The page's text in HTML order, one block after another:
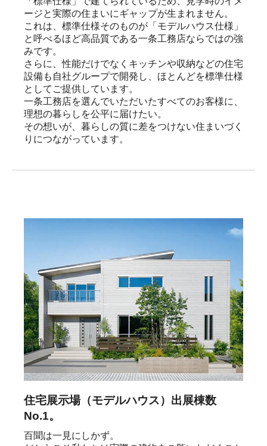
ージと実際の住まいにギャップが生まれません。
これは、標準仕様そのものが「モデルハウス仕様」
と呼べるほど高品質である一条工務店ならではの強
みです。
さらに、性能だけでなくキッチンや収納などの住宅
設備も自社グループで開発し、ほとんどを標準仕様
としてご提供しています。
一条工務店を選んでいただいたすべてのお客様に、
理想の暮らしを公平に届けたい。
その想いが、暮らしの質に差をつけない住まいづく
りにつながっています。
住宅展示場（モデルハウス）出展棟数
No.1。
百聞は一見にしかず。